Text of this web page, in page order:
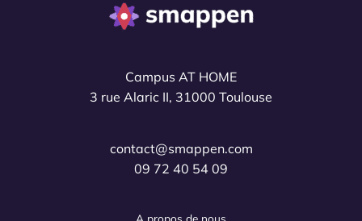
Campus AT HOME
3 rue Alaric II, 31000 Toulouse
contact@smappen.com
09 72 40 54 09
A propos de nous